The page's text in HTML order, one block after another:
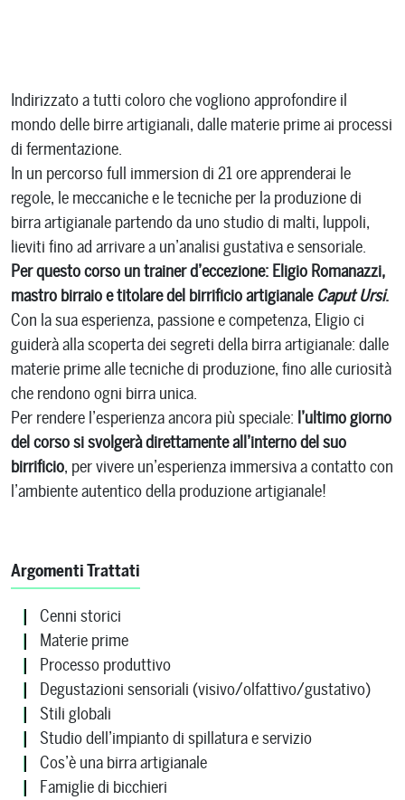
Indirizzato a tutti coloro che vogliono approfondire il
mondo delle birre artigianali, dalle materie prime ai processi
di fermentazione.
In un percorso full immersion di 21 ore apprenderai le
regole, le meccaniche e le tecniche per la produzione di
birra artigianale partendo da uno studio di malti, luppoli,
lieviti fino ad arrivare a un’analisi gustativa e sensoriale.
Per questo corso un trainer d’eccezione: Eligio Romanazzi,
mastro birraio e titolare del birrificio artigianale Caput Ursi.
Con la sua esperienza, passione e competenza, Eligio ci
guiderà alla scoperta dei segreti della birra artigianale: dalle
materie prime alle tecniche di produzione, fino alle curiosità
che rendono ogni birra unica.
Per rendere l’esperienza ancora più speciale: l’ultimo giorno
del corso si svolgerà direttamente all’interno del suo
birrificio, per vivere un’esperienza immersiva a contatto con
l’ambiente autentico della produzione artigianale!
Argomenti Trattati
Cenni storici
Materie prime
Processo produttivo
Degustazioni sensoriali (visivo/olfattivo/gustativo)
Stili globali
Studio dell’impianto di spillatura e servizio
Cos’è una birra artigianale
Famiglie di bicchieri